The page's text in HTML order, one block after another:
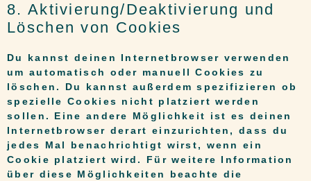
8. Aktivierung/Deaktivierung und
Löschen von Cookies
Du kannst deinen Internetbrowser verwenden
um automatisch oder manuell Cookies zu
löschen. Du kannst außerdem spezifizieren ob
spezielle Cookies nicht platziert werden
sollen. Eine andere Möglichkeit ist es deinen
Internetbrowser derart einzurichten, dass du
jedes Mal benachrichtigt wirst, wenn ein
Cookie platziert wird. Für weitere Information
über diese Möglichkeiten beachte die